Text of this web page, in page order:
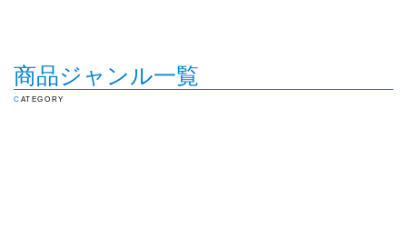
商品ジャンル一覧
CATEGORY